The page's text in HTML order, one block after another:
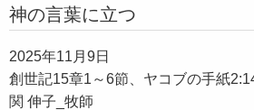
神の言葉に立つ
2025年11月9日
創世記15章1～6節、ヤコブの手紙
関 伸子_牧師